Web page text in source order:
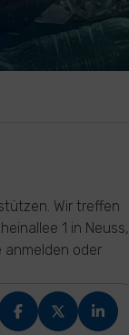
Wir treffen
1 in Neuss,
anmelden oder